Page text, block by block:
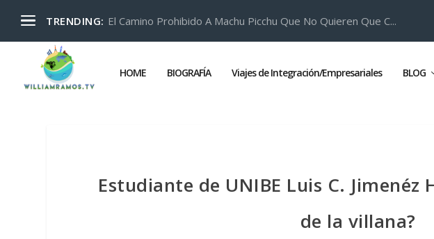
TRENDING: El Camino Prohibido A Machu Picchu Que No Quieren Que C...
HOME BIOGRAFÍA Viajes de Integración/Empresariales BLOG
Estudiante de UNIBE Luis C. Jimenéz
de la villana?